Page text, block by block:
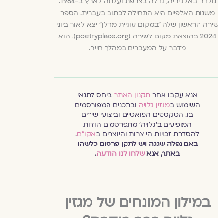
משנות האלפיים היא התחילה לכתוב בעברית. הספר
שירה הראשון שלה ״במקום עוגיית מדלן״ יצא לאור ביוני
2024 בהוצאת מקום לשירה (poetryplace.org). הוא
מדבר על המעברים במהלך חייה.
אנא עקבו אחרתקנון האתר ביחס לתנאי
השימוש במגזין גלויה ובתכנים המפורסמים
בו. הטקסטים הפואטיים וביצועי שירים
המופיעים ב׳גלויה׳ מתפרסמים הודות
להסדרת זכויות היוצרות והיוצרים באקו״ם.
באם נפלה שגגה ויש לתקן פרסום כלשהו
באתר, אנא שלחו לנו הודעה.
במילון המונחים של מגזין